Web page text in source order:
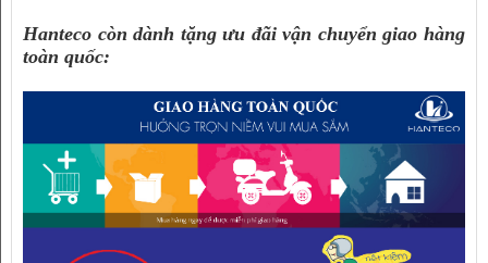
Hanteco còn dành tặng ưu đãi vận chuyển giao hàng
toàn quốc: